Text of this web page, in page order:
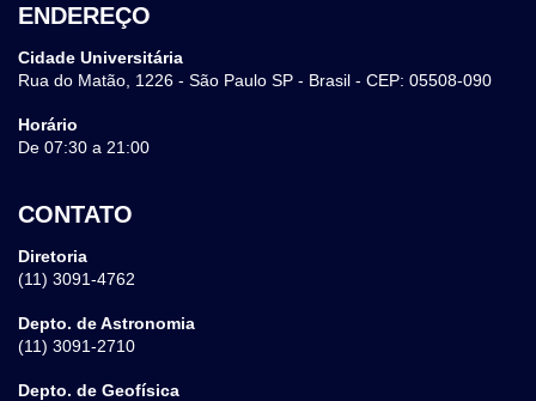
ENDEREÇO
Cidade Universitária
Rua do Matão, 1226 - São Paulo SP - Brasil - CEP: 05508-090
Horário
De 07:30 a 21:00
CONTATO
Diretoria
(11) 3091-4762
Depto. de Astronomia
(11) 3091-2710
Depto. de Geofísica